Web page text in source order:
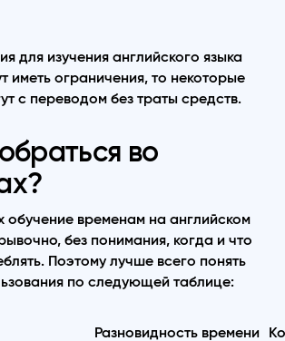
для изучения английского языка
иметь ограничения, то некоторые
с переводом без траты средств.
во
обучение временам на английском
без понимания, когда и что
Поэтому лучше всего понять
по следующей таблице:
Разновидность времени